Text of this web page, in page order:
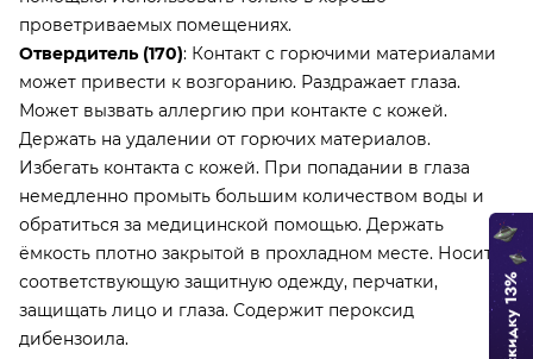
проветриваемых помещениях.
Отвердитель (170): Контакт с горючими материалами
может привести к возгоранию. Раздражает глаза.
Может вызвать аллергию при контакте с кожей.
Держать на удалении от горючих материалов.
Избегать контакта с кожей. При попадании в глаза
немедленно промыть большим количеством воды и
обратиться за медицинской помощью. Держать
ёмкость плотно закрытой в прохладном месте. Носить
соответствующую защитную одежду, перчатки,
защищать лицо и глаза. Содержит пероксид
дибензоила.